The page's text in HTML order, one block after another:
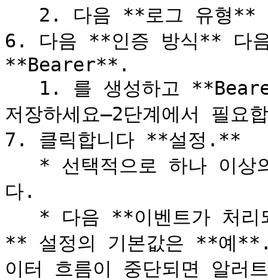
6. 다음 **인증 방식** 다
**Bearer**.
저장하세요—2단계에서 필요
7. 클릭합니다 **설정.**
다.
** 설정의 기본값은 **예
이터 흐름이 중단되면 알러